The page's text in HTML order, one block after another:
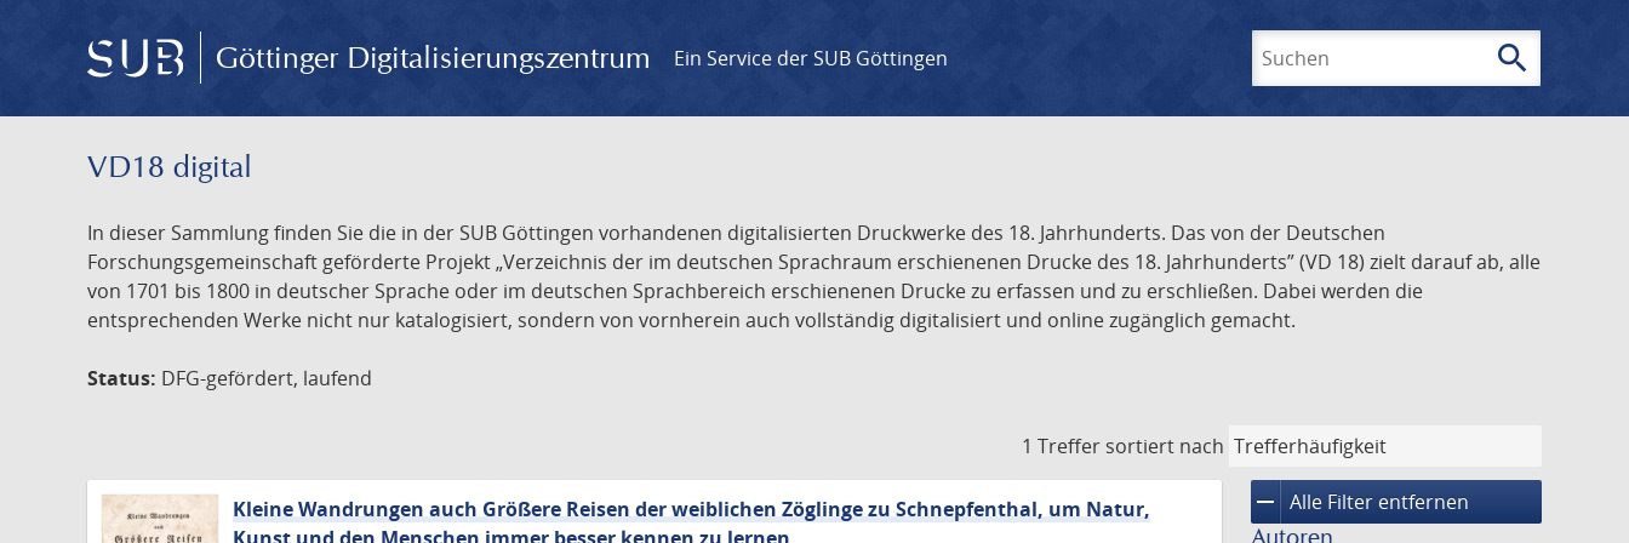
Göttinger Digitalisierungszentrum Ein Service der SUB Göttingen search
VD18 digital
In dieser Sammlung finden Sie die in der SUB Göttingen vorhandenen digitalisierten Druckwerke des 18. Jahrhunderts. Das von der Deutschen
Forschungsgemeinschaft geförderte Projekt „Verzeichnis der im deutschen Sprachraum erschienenen Drucke des 18. Jahrhunderts” (VD 18) zielt darauf ab, alle
von 1701 bis 1800 in deutscher Sprache oder im deutschen Sprachbereich erschienenen Drucke zu erfassen und zu erschließen. Dabei werden die
entsprechenden Werke nicht nur katalogisiert, sondern von vornherein auch vollständig digitalisiert und online zugänglich gemacht.
Status: DFG-gefördert, laufend
1 Treffer sortiert nach
remove Alle Filter entfernen
Kleine Wandrungen auch Größere Reisen der weiblichen Zöglinge zu Schnepfenthal, um Natur,